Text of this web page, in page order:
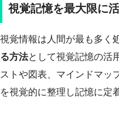
視覚記憶を最大限に
視覚情報は人間が最も多く
る方法として視覚記憶の活
ストや図表、マインドマッ
を視覚的に整理し記憶に定